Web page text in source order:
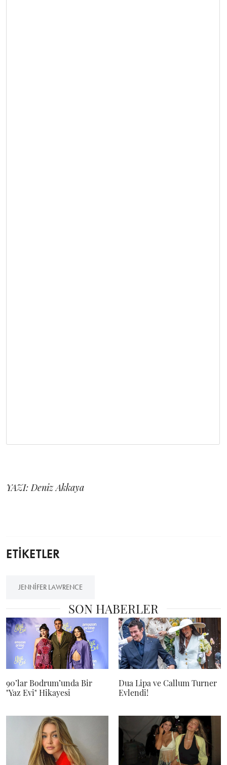
YAZI: Deniz Akkaya
ETİKETLER
JENNIFER LAWRENCE
SON HABERLER
90’lar Bodrum’unda Bir
"Yaz Evi" Hikayesi
Dua Lipa ve Callum Turner
Evlendi!